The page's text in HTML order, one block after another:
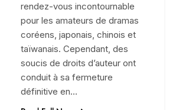
rendez-vous incontournable
pour les amateurs de dramas
coréens, japonais, chinois et
taïwanais. Cependant, des
soucis de droits d’auteur ont
conduit à sa fermeture
définitive en…